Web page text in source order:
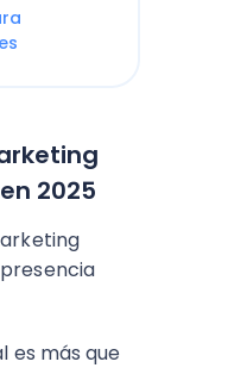
2025
es más que